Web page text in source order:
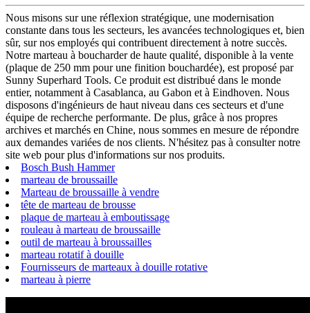
Nous misons sur une réflexion stratégique, une modernisation
constante dans tous les secteurs, les avancées technologiques et, bien
sûr, sur nos employés qui contribuent directement à notre succès.
Notre marteau à boucharder de haute qualité, disponible à la vente
(plaque de 250 mm pour une finition bouchardée), est proposé par
Sunny Superhard Tools. Ce produit est distribué dans le monde
entier, notamment à Casablanca, au Gabon et à Eindhoven. Nous
disposons d'ingénieurs de haut niveau dans ces secteurs et d'une
équipe de recherche performante. De plus, grâce à nos propres
archives et marchés en Chine, nous sommes en mesure de répondre
aux demandes variées de nos clients. N'hésitez pas à consulter notre
site web pour plus d'informations sur nos produits.
Bosch Bush Hammer
marteau de broussaille
Marteau de broussaille à vendre
tête de marteau de brousse
plaque de marteau à emboutissage
rouleau à marteau de broussaille
outil de marteau à broussailles
marteau rotatif à douille
Fournisseurs de marteaux à douille rotative
marteau à pierre